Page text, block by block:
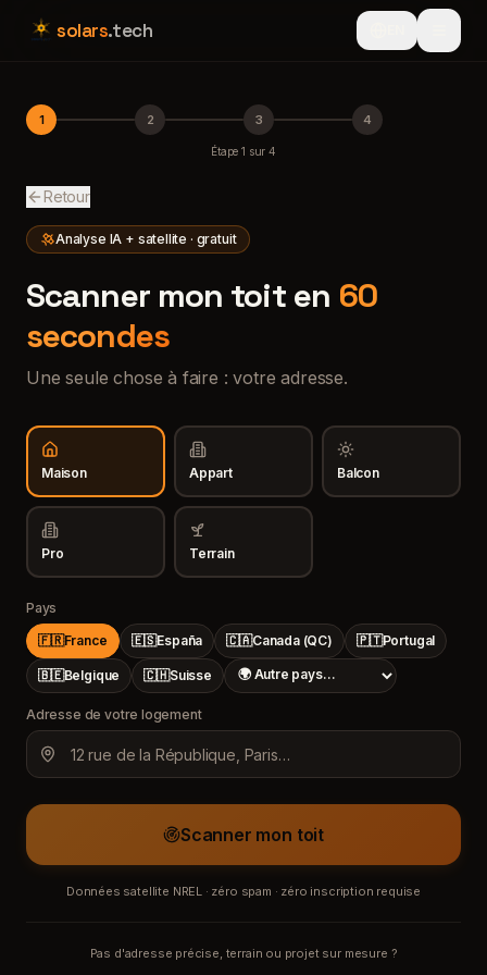
solars.tech
1 2 3 4
Étape1 sur4
Retour
Analyse IA + satellite · gratuit
Scanner mon toit en 60
secondes
Une seule chose à faire : votre adresse.
Maison Appart Balcon
Pro Terrain
Pays
🇫🇷France 🇪🇸España 🇨🇦Canada (QC) 🇵🇹Portugal
🇧🇪Belgique 🇨🇭Suisse
Adresse de votre logement
Scanner mon toit
Données satellite NREL · zéro spam · zéro inscription requise
Pas d'adresse précise, terrain ou projet sur mesure ?